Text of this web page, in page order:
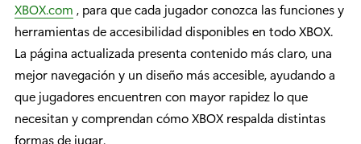
XBOX.com , para que cada jugador conozca las funciones y
herramientas de accesibilidad disponibles en todo XBOX.
La página actualizada presenta contenido más claro, una
mejor navegación y un diseño más accesible, ayudando a
que jugadores encuentren con mayor rapidez lo que
necesitan y comprendan cómo XBOX respalda distintas
formas de jugar.